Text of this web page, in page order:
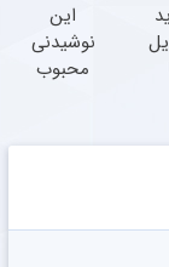
در ۴
و
این
نوشیدنی
محبوب
کبد چرب
ویژه